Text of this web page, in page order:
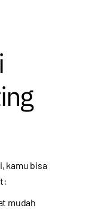
kamu bisa
mudah